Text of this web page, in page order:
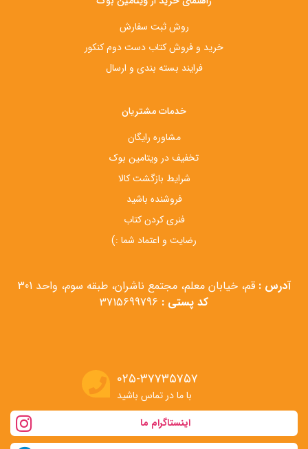
روش ثبت سفارش
خرید و فروش کتاب دست‌ دوم کنکور
فرایند بسته بندی و ارسال
خدمات مشتریان
مشاوره رایگان
تخفیف در ویتامین بوک
شرایط بازگشت کالا
فروشنده باشید
فنری کردن کتاب
رضایت و اعتماد شما :)
آدرس : قم، خیابان معلم، مجتمع ناشران، طبقه سوم، واحد 301
کد پستی :
۰۲۵-۳۷۷۳۵۷۵۷
با ما در تماس باشید
اینستاگرام ما